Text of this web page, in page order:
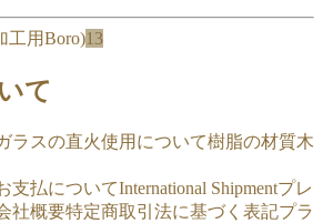
工用Boro)13
て
ラスの直火使用について樹脂の材質木
支払についてInternational Shipmentプレ
社概要特定商取引法に基づく表記プラ